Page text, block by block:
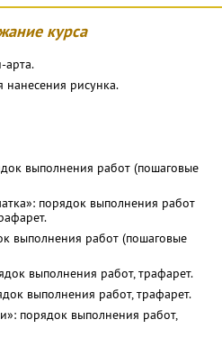
курса
арта.
нанесения рисунка.
выполнения работ (пошаговые
порядок выполнения работ
выполнения работ (пошаговые
выполнения работ, трафарет.
выполнения работ, трафарет.
порядок выполнения работ,